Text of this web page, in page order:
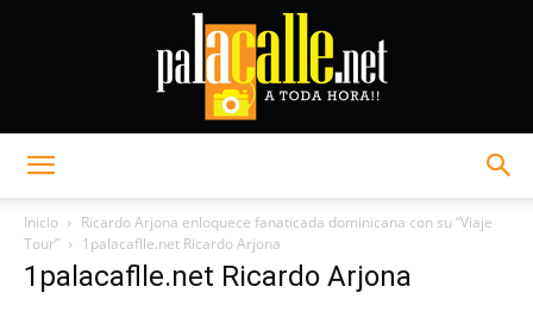
Inicio
Ricardo Arjona enloquece fanaticada dominicana con su “Viaje
Tour”
1palacaflle.net Ricardo Arjona
1palacaflle.net Ricardo Arjona